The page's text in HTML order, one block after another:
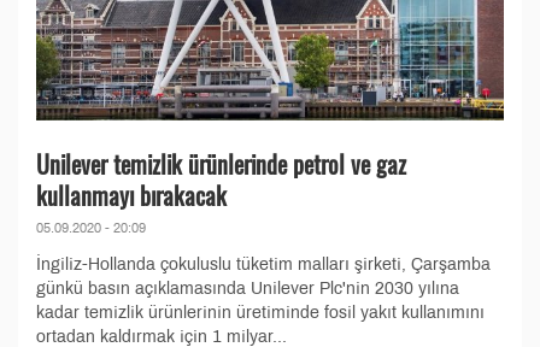
Unilever temizlik ürünlerinde petrol ve gaz
kullanmayı bırakacak
05.09.2020 - 20:09
İngiliz-Hollanda çokuluslu tüketim malları şirketi, Çarşamba
günkü basın açıklamasında Unilever Plc'nin 2030 yılına
kadar temizlik ürünlerinin üretiminde fosil yakıt kullanımını
ortadan kaldırmak için 1 milyar...